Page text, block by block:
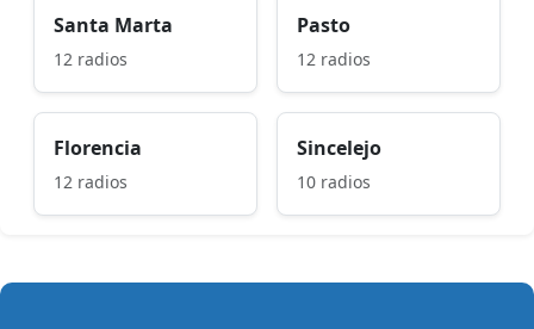
Santa Marta
12 radios
Pasto
12 radios
Florencia
12 radios
Sincelejo
10 radios